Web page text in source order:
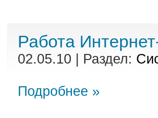
Работа
02.05.10 | Раздел:
Подробнее »